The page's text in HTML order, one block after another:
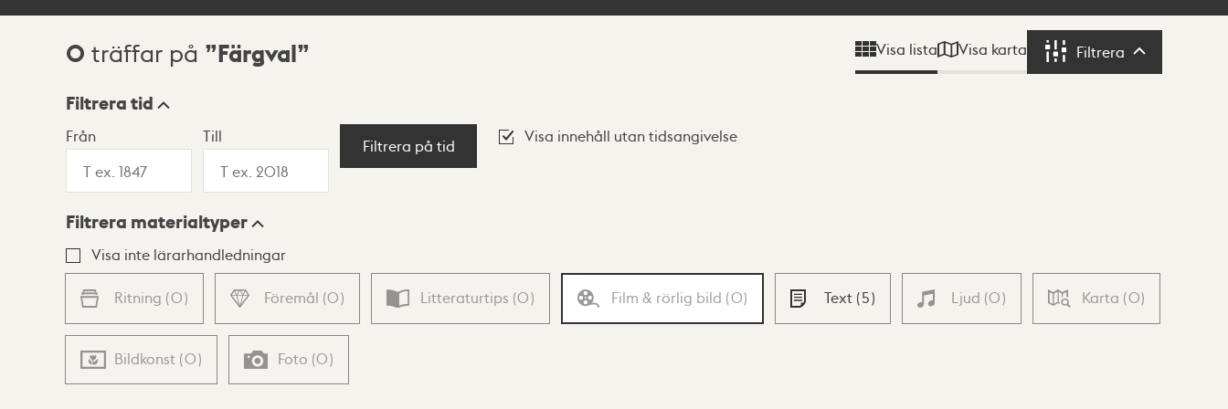
Sökresultat
0 träffar på Färgval Visa lista Visa karta Filtrera Filtrera
Visningsläge
Lista Karta
Filtrera tid
Från Till
Filtrera på tid
Visa innehåll utan tidsangivelse
Filtrera materialtyper
Visa inte lärarhandledningar
Ritning (0) Föremål (0) Litteraturtips (0) Film & rörlig bild (0) Text (5) Ljud (0) Karta (0)
Bildkonst (0) Foto (0)